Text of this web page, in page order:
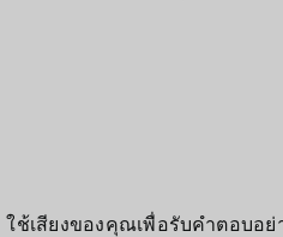
ช้เสียงของคุณเพื่อรับคำตอบอย่